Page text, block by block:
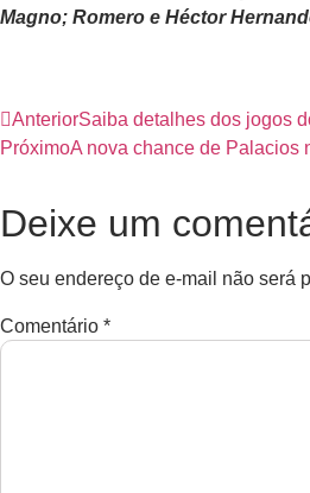
Magno; Romero e Héctor
AnteriorSaiba detalhes dos jogos
PróximoA nova chance de Palacios
Deixe um
O seu endereço de e-mail não será
Comentário *